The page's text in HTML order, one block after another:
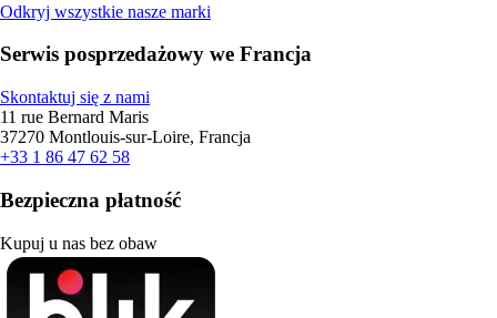
Odkryj wszystkie nasze marki
Serwis posprzedażowy we Francja
Skontaktuj się z nami
11 rue Bernard Maris
37270 Montlouis-sur-Loire, Francja
+33 1 86 47 62 58
Bezpieczna płatność
Kupuj u nas bez obaw